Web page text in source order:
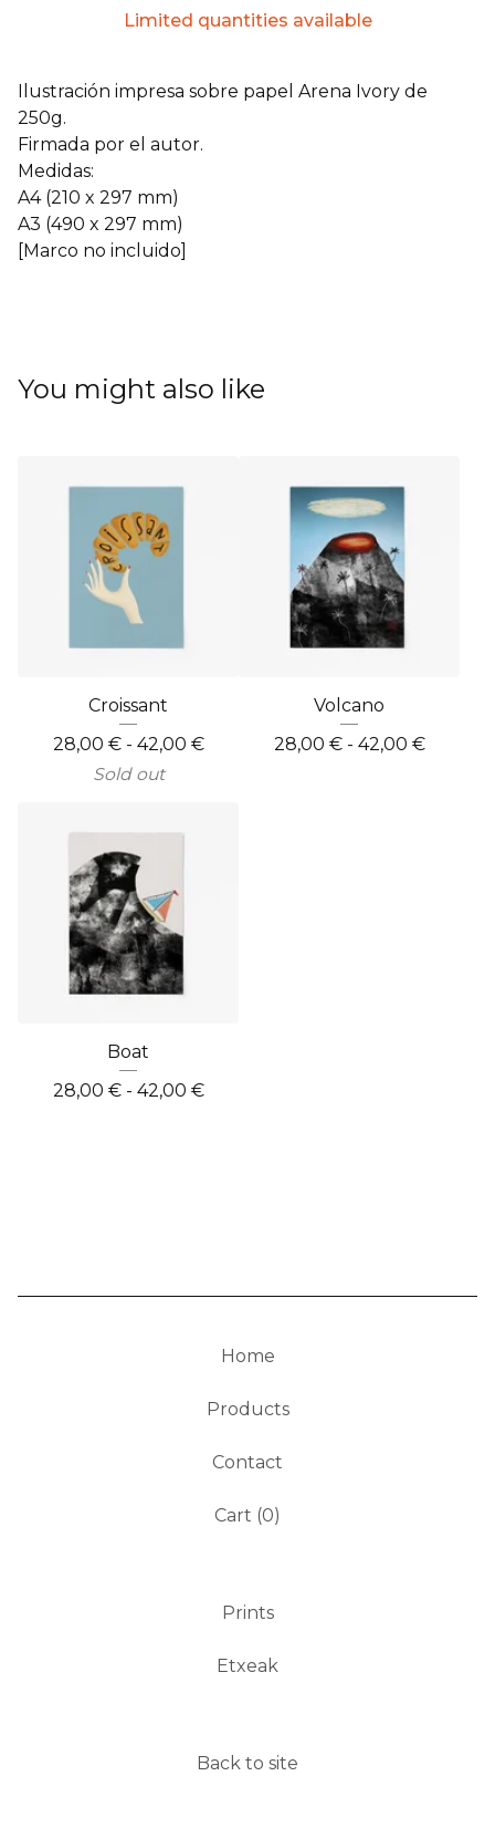
Limited quantities available
Ilustración impresa sobre papel Arena Ivory de
250g.
Firmada por el autor.
Medidas:
A4 (210 x 297 mm)
A3 (490 x 297 mm)
[Marco no incluido]
You might also like
Croissant
28,00 €- 42,00 €
Sold out
Volcano
28,00 €- 42,00 €
Boat
28,00 €- 42,00 €
Home
Products
Contact
Cart (0)
Prints
Etxeak
Back to site